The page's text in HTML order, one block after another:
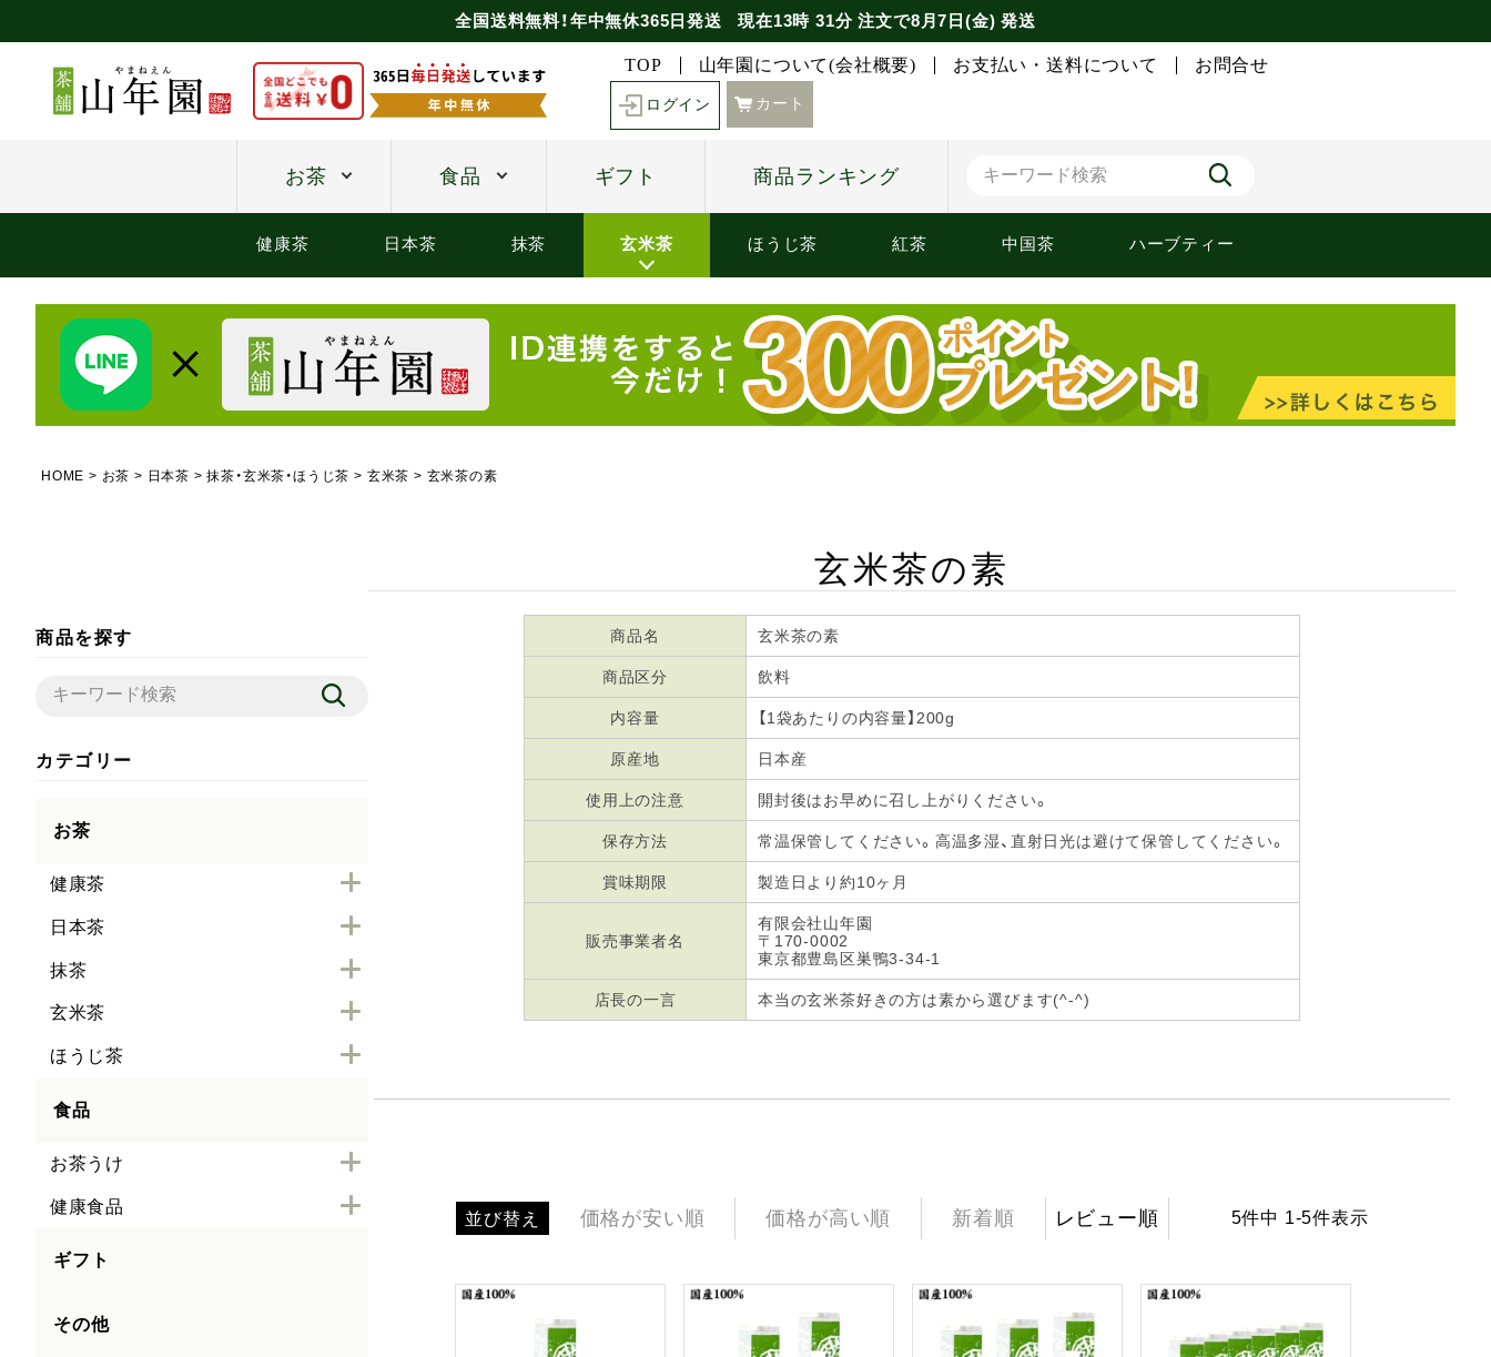
全国送料無料！年中無休365日発送 現在13時 31分注文で8月7日(金) 発送
TOP 山年園について(会社概要) お支払い・送料について お問合せ
ログイン カート
お茶 食品 ギフト 商品ランキング
健康茶 日本茶 抹茶 玄米茶 ほうじ茶 紅茶 中国茶 ハーブティー
HOME お茶 日本茶 抹茶・玄米茶・ほうじ茶 玄米茶 玄米茶の素
商品を探す
カテゴリー
お茶
健康茶
日本茶
抹茶
玄米茶
ほうじ茶
食品
お茶うけ
健康食品
ギフト
その他
玄米茶の素
商品名 玄米茶の素
商品区分 飲料
内容量 【1袋あたりの内容量】200g
原産地 日本産
使用上の注意 開封後はお早めに召し上がりください。
保存方法 常温保管してください。高温多湿、直射日光は避けて保管してください。
賞味期限 製造日より約10ヶ月
販売事業者名
有限会社山年園
〒170-0002
東京都豊島区巣鴨3-34-1
店長の一言 本当の玄米茶好きの方は素から選びます(^-^)
並び替え 価格が安い順 価格が高い順 新着順 レビュー順 5件中 1-5件表示